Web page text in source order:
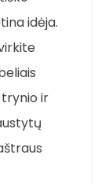
idėja.
ir